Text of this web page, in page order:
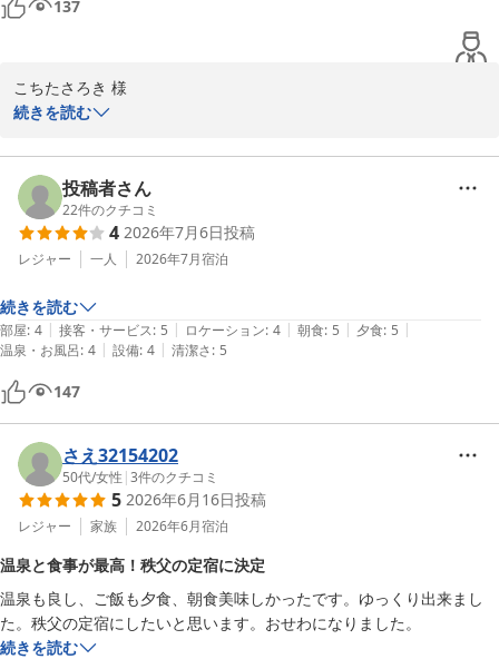
ゆの宿和どう
2026-08-02
137
こちたさろき 様
部屋からの自然を感じる景色をお楽しみいただけたとのこと、大変
嬉しく拝見しました。
お部屋でお召し上がりいただけるお料理もご満足いただけたようで
何よりです。追加料金でご利用いただける貸切風呂も、次回ぜひお
試しください。
ゆの宿和どう
2026-07-14
続きを読む
投稿者さん
22件のクチコミ
4 2026年7月6日投稿
レジャー 一人 2026年7月宿泊
続きを読む
部屋: 4 | 接客・サービス: 5 | ロケーション: 4 | 朝食: 5 | 夕食: 5 |
温泉・お風呂: 4 | 設備: 4 | 清潔さ: 5
147
さえ32154202
50代/女性 |3件のクチコミ
5 2026年6月16日投稿
レジャー 家族 2026年6月宿泊
温泉と食事が最高！秩父の定宿に決定
温泉も良し、ご飯も夕食、朝食美味しかったです。ゆっくり出来まし
た。秩父の定宿にしたいと思います。おせわになりました。
続きを読む